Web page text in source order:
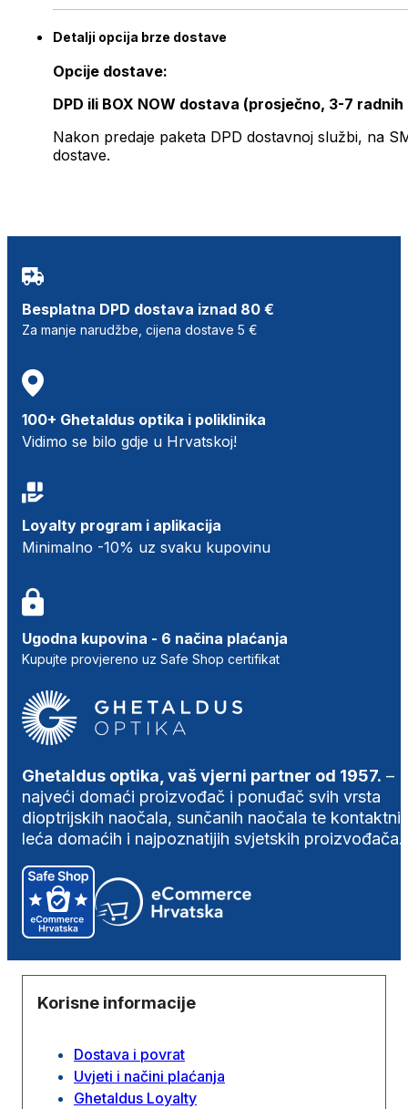
Detalji opcija brze dostave
Opcije dostave:
DPD ili BOX NOW dostava (prosječno, 3-7 radnih
Nakon predaje paketa DPD dostavnoj službi, na
dostave.
Besplatna DPD dostava iznad 80 €
Za manje narudžbe, cijena dostave 5 €
100+ Ghetaldus optika i poliklinika
Vidimo se bilo gdje u Hrvatskoj!
Loyalty program i aplikacija
Minimalno -10% uz svaku kupovinu
Ugodna kupovina - 6 načina plaćanja
Kupujte provjereno uz Safe Shop certifikat
Ghetaldus optika, vaš vjerni partner od 1957. –
najveći domaći proizvođač i ponuđač svih vrsta
dioptrijskih naočala, sunčanih naočala te
leća domaćih i najpoznatijih svjetskih proizvođača.
Korisne informacije
Dostava i povrat
Uvjeti i načini plaćanja
Ghetaldus Loyalty